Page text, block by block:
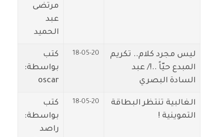
مرتضى
عبد
الحميد
ليس مجرد كلام.. تكريم
المبدع حيّاً ..!/ عبد
السادة البصري
18-05-20
كتب
بواسطة:
oscar
الغالبية تنتظر البطاقة
التموينية !
18-05-20
كتب
بواسطة:
راصد